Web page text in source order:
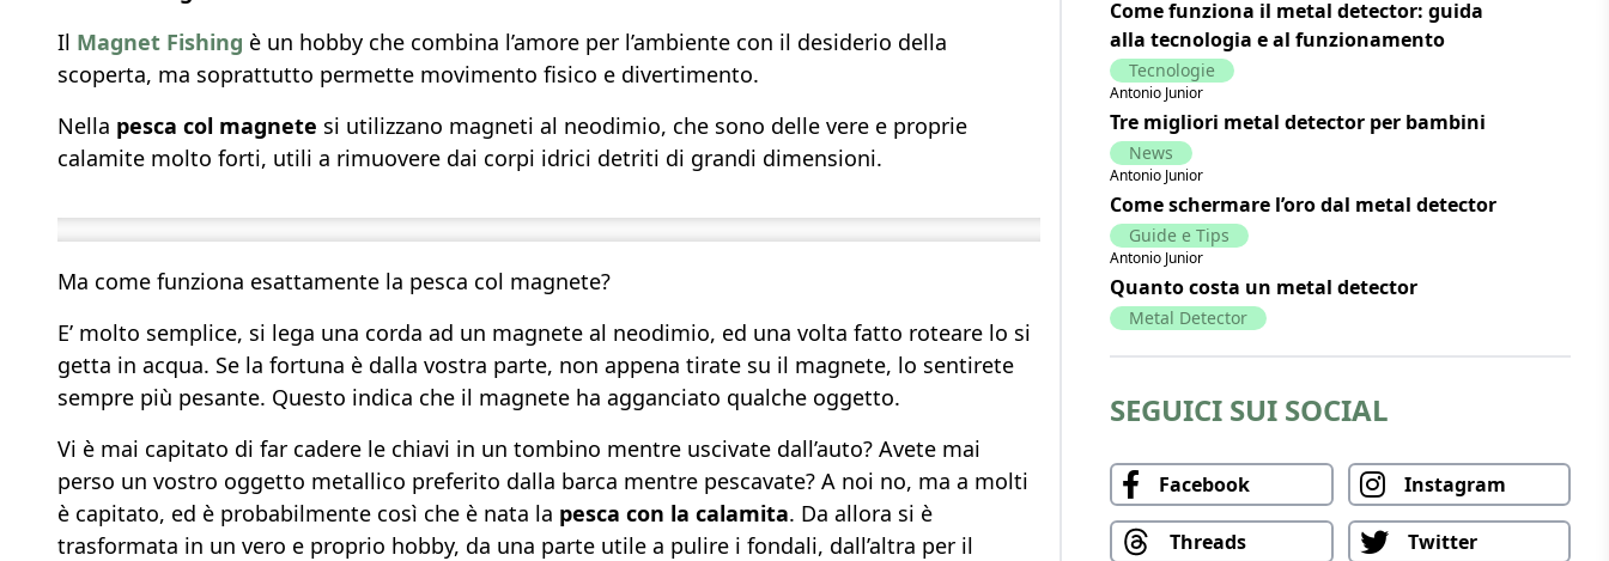
Il Magnet Fishing è un hobby che combina l’amore per l’ambiente con il desiderio della
scoperta, ma soprattutto permette movimento fisico e divertimento.
Nella pesca col magnete si utilizzano magneti al neodimio, che sono delle vere e proprie
calamite molto forti, utili a rimuovere dai corpi idrici detriti di grandi dimensioni.
Ma come funziona esattamente la pesca col magnete?
E’ molto semplice, si lega una corda ad un magnete al neodimio, ed una volta fatto roteare lo si
getta in acqua. Se la fortuna è dalla vostra parte, non appena tirate su il magnete, lo sentirete
sempre più pesante. Questo indica che il magnete ha agganciato qualche oggetto.
Vi è mai capitato di far cadere le chiavi in un tombino mentre uscivate dall’auto? Avete mai
perso un vostro oggetto metallico preferito dalla barca mentre pescavate? A noi no, ma a molti
è capitato, ed è probabilmente così che è nata la pesca con la calamita. Da allora si è
trasformata in un vero e proprio hobby, da una parte utile a pulire i fondali, dall’altra per il
Come funziona il metal detector: guida
alla tecnologia e al funzionamento
Tecnologie
Antonio Junior
Tre migliori metal detector per bambini
News
Antonio Junior
Come schermare l’oro dal metal detector
Guide e Tips
Antonio Junior
Quanto costa un metal detector
Metal Detector
SEGUICI SUI SOCIAL
Facebook Instagram
Threads Twitter